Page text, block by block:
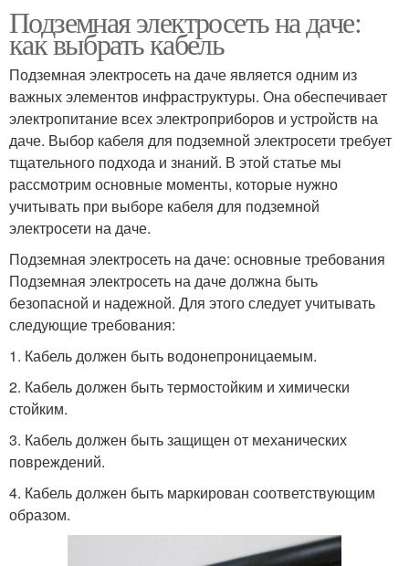
Подземная электросеть на даче:
как выбрать кабель
Подземная электросеть на даче является одним из
важных элементов инфраструктуры. Она обеспечивает
электропитание всех электроприборов и устройств на
даче. Выбор кабеля для подземной электросети требует
тщательного подхода и знаний. В этой статье мы
рассмотрим основные моменты, которые нужно
учитывать при выборе кабеля для подземной
электросети на даче.
Подземная электросеть на даче: основные требования
Подземная электросеть на даче должна быть
безопасной и надежной. Для этого следует учитывать
следующие требования:
1. Кабель должен быть водонепроницаемым.
2. Кабель должен быть термостойким и химически
стойким.
3. Кабель должен быть защищен от механических
повреждений.
4. Кабель должен быть маркирован соответствующим
образом.